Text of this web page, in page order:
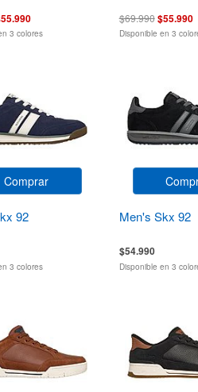
3 colores
$69.990$55.990
Disponible en 3
Comprar
92
3 colores
Men's Skx 92
$54.990
Disponible en 3